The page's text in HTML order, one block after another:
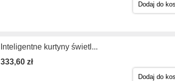
Dodaj do
Inteligentne kurtyny świetl...
333,60 zł
Dodaj do